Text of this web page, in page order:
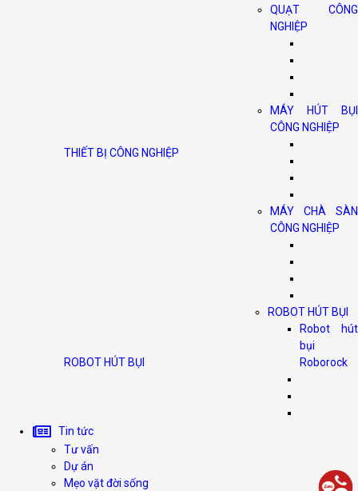
THIẾT BỊ CÔNG NGHIỆP
QUẠT CÔNG
NGHIỆP
MÁY HÚT BỤI
CÔNG NGHIỆP
MÁY CHÀ SÀN
CÔNG NGHIỆP
ROBOT HÚT BỤI
ROBOT HÚT BỤI
Robot hút
bụi
Roborock
Tin tức
Tư vấn
Dự án
Mẹo vặt đời sống